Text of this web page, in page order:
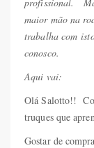
maior mão na
trabalha com
conosco.
Aqui vai:
Olá Salotto!!
truques que
Gostar de